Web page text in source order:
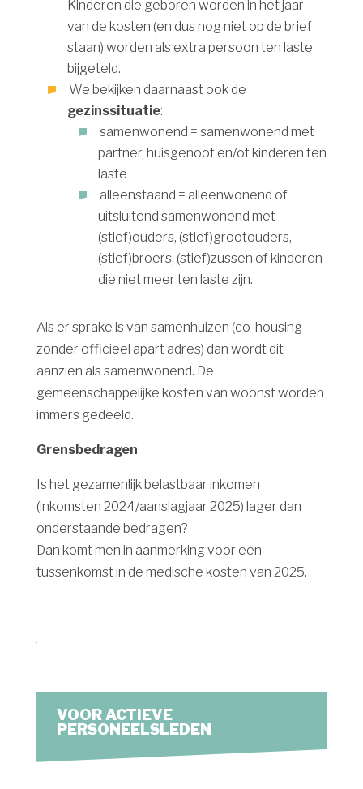
Kinderen die geboren worden in het jaar
van de kosten (en dus nog niet op de brief
staan) worden als extra persoon ten laste
bijgeteld.
We bekijken daarnaast ook de
gezinssituatie:
samenwonend = samenwonend met
partner, huisgenoot en/of kinderen ten
laste
alleenstaand = alleenwonend of
uitsluitend samenwonend met
(stief)ouders, (stief)grootouders,
(stief)broers, (stief)zussen of kinderen
die niet meer ten laste zijn.
Als er sprake is van samenhuizen (co-housing
zonder officieel apart adres) dan wordt dit
aanzien als samenwonend. De
gemeenschappelijke kosten van woonst worden
immers gedeeld.
Grensbedragen
Is het gezamenlijk belastbaar inkomen
(inkomsten 2024/aanslagjaar 2025) lager dan
onderstaande bedragen?
Dan komt men in aanmerking voor een
tussenkomst in de medische kosten van 2025.
VOOR ACTIEVE
PERSONEELSLEDEN